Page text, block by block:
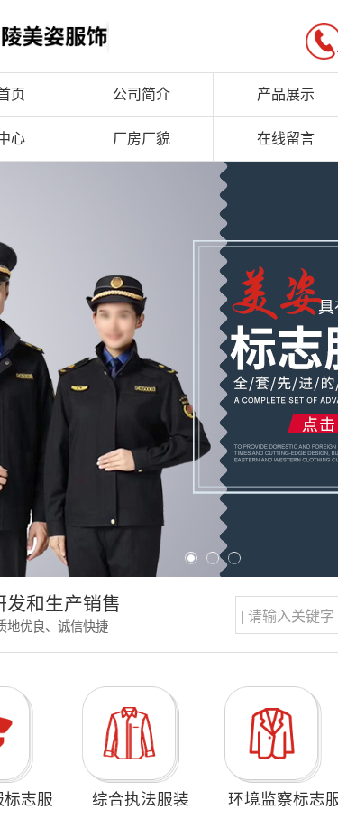
页 公司简介 产品展示
心 厂房厂貌 在线留言
发和生产销售
地优良、诚信快捷
标志服 综合执法服装 环境监察标志